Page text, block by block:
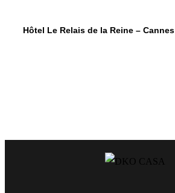
Hôtel Le Relais de la Reine – Cannes